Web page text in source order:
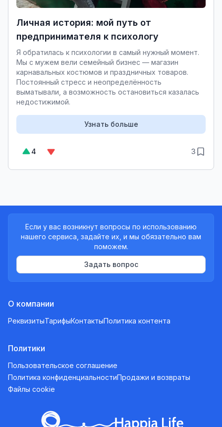
Личная история: мой путь от
предпринимателя к психологу
Я обратилась к психологии в самый нужный момент.
Мы с мужем вели семейный бизнес — магазин
карнавальных костюмов и праздничных товаров.
Постоянный стресс и неопределённость
выматывали, а возможность остановиться казалась
недостижимой.
Узнать больше
4 3
О компании
РеквизитыТарифыКонтактыПолитика контента
Политики
Пользовательское соглашение
Политика конфиденциальностиПродажи и возвраты
Файлы cookie
Если у вас возникнут вопросы по использованию
нашего сервиса, задайте их, и мы обязательно вам
поможем.
Задать вопрос